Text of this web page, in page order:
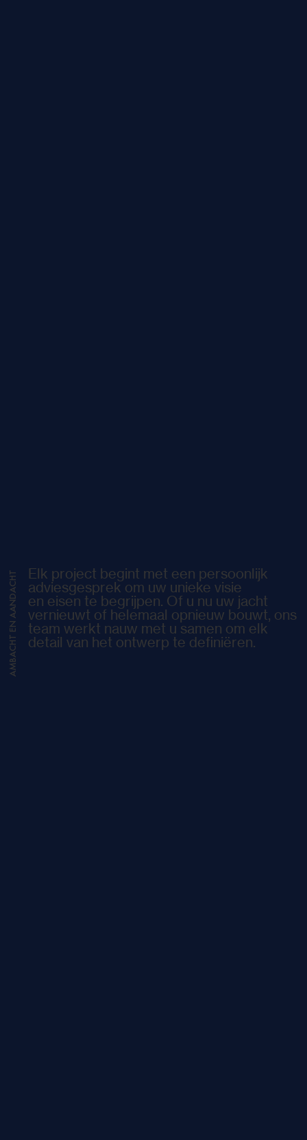
Elk project begint met een persoonlijk
adviesgesprek om uw unieke visie
en eisen te begrijpen. Of u nu uw jacht
vernieuwt of helemaal opnieuw bouwt, ons
team werkt nauw met u samen om elk
detail van het ontwerp te definiëren.
AMBACHT EN AANDACHT